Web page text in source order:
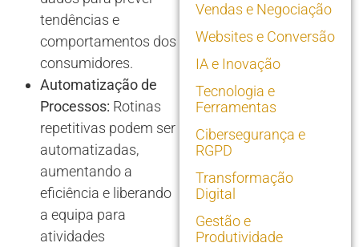
tendências e
comportamentos dos
consumidores.
Automatização de
Processos: Rotinas
repetitivas podem ser
automatizadas,
aumentando a
eficiência e liberando
a equipa para
atividades
Vendas e Negociação
Websites e Conversão
IA e Inovação
Tecnologia e
Ferramentas
Cibersegurança e
RGPD
Transformação
Digital
Gestão e
Produtividade